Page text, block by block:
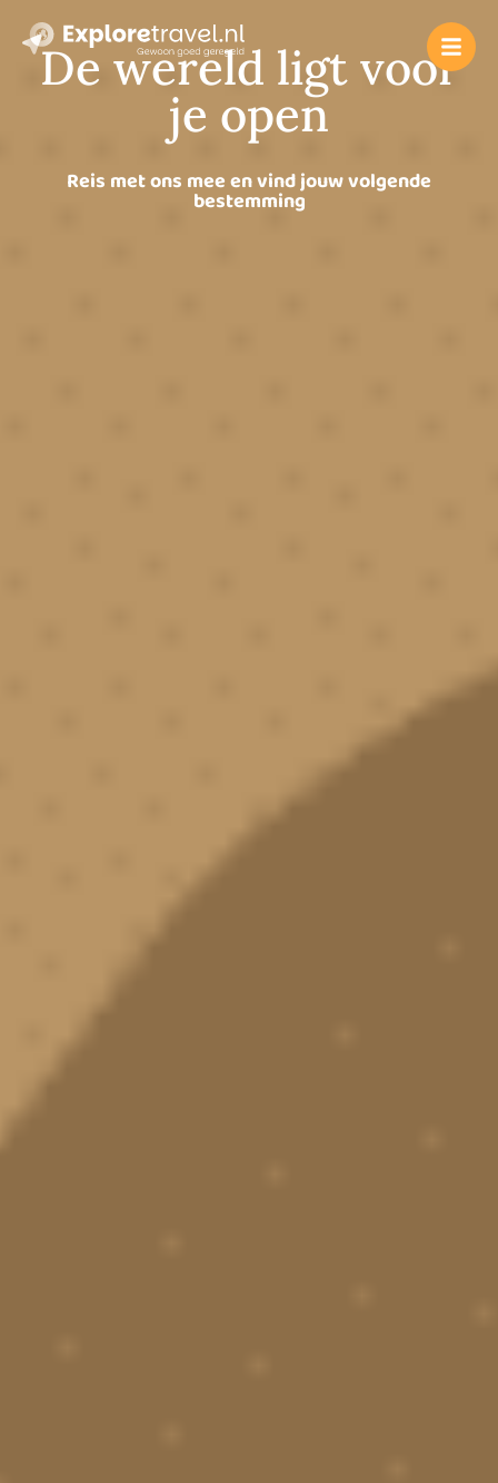
De wereld ligt voor
je open
Reis met ons mee en vind jouw volgende
bestemming